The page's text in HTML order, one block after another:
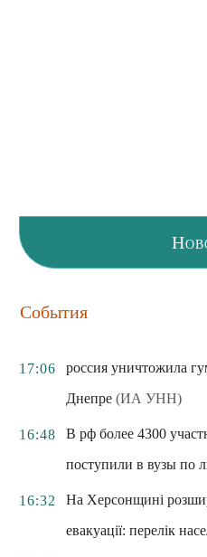
События
17:06
россия уничтожила
Днепре (ИА УНН)
16:48
В рф более 4300
поступили в вузы по
16:32
На Херсонщині
евакуації: перелік